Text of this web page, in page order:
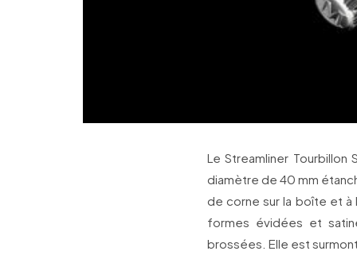
Le Streamliner
diamètre de 40 mm
de corne sur la boîte et à
formes évidées et
brossées. Elle est